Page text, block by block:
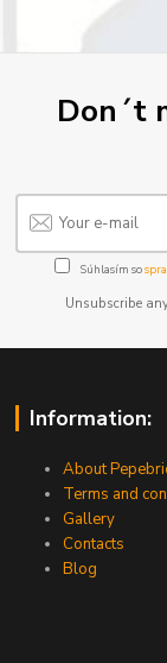
Don´t
Súhlasím so
Unsubscribe
Information:
About
Terms and
Gallery
Contacts
Blog